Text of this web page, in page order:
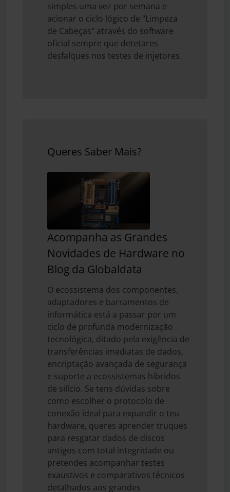
simples uma vez por semana e
acionar o ciclo lógico de "Limpeza
de Cabeças" através do software
oficial sempre que detetares
desfalques nos testes de injetores.
Queres Saber Mais?
Acompanha as Grandes
Novidades de Hardware no
Blog da Globaldata
O ecossistema dos componentes,
adaptadores e barramentos de
informática está a passar por um
ciclo de profunda modernização
tecnológica, ditado pela exigência de
transferências imediatas de dados,
encriptação avançada de segurança
e suporte a ecossistemas híbridos
de silício. Se tens dúvidas sobre
como escolher o protocolo de
conexão ideal para expandir o teu
hardware, queres aprender truques
para resgatar dados de discos
antigos com total integridade ou
pretendes acompanhar testes
exaustivos e comparativos técnicos
detalhados aos grandes